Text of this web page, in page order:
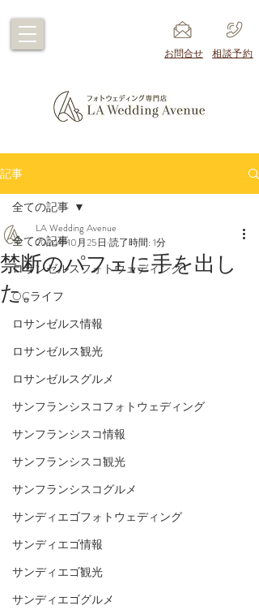
​お問合せ ​相談予約
記事
全ての記事
ロサンゼルスフォトウェディング
OCライフ
ロサンゼルス情報
ロサンゼルス観光
ロサンゼルスグルメ
サンフランシスコフォトウェディング
サンフランシスコ情報
サンフランシスコ観光
サンフランシスコグルメ
サンディエゴフォトウェディング
サンディエゴ情報
サンディエゴ観光
サンディエゴグルメ
全ての記事
禁断のパフェに手を出し
た。
LA Wedding Avenue
2024年10月25日 読了時間: 1分